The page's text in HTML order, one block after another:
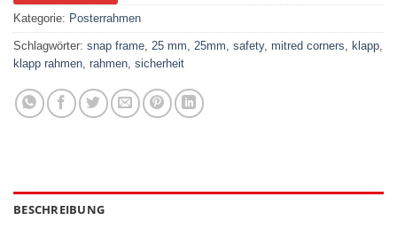
Kategorie: Posterrahmen
Schlagwörter: snap frame, 25 mm, 25mm, safety, mitred corners, klapp,
klapp rahmen, rahmen, sicherheit
BESCHREIBUNG